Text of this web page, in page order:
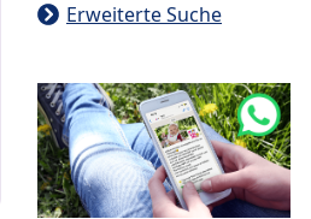
Erweiterte Suche